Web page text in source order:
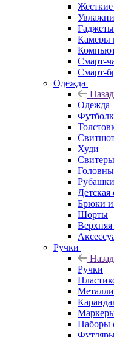
Камеры
Смарт-
Смарт-
Одежда
Назад
Одежда
Худи
Свитеры
Рубашки
Детская
Брюки
Шорты
Ручки
Назад
Ручки
Наборы